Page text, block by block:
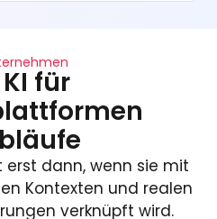
für
dann, wenn sie mit
Kontexten und realen
verknüpft wird.